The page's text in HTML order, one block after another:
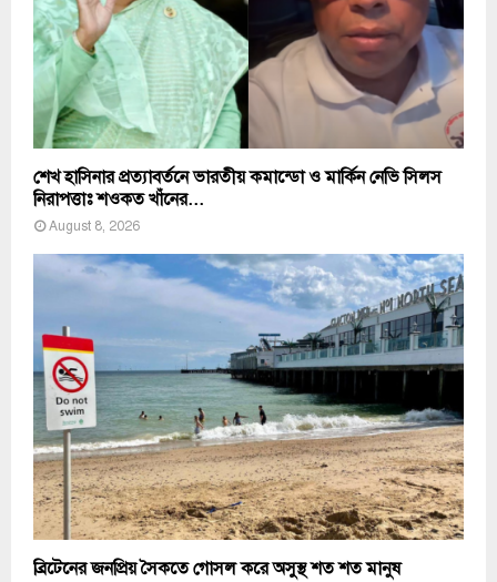
শেখ হাসিনার প্রত্যাবর্তনে ভারতীয় কমান্ডো ও মার্কিন নেভি সিলস
নিরাপত্তাঃ শওকত খাঁনের...
August 8, 2026
ব্রিটেনের জনপ্রিয় সৈকতে গোসল করে অসুস্থ শত শত মানুষ